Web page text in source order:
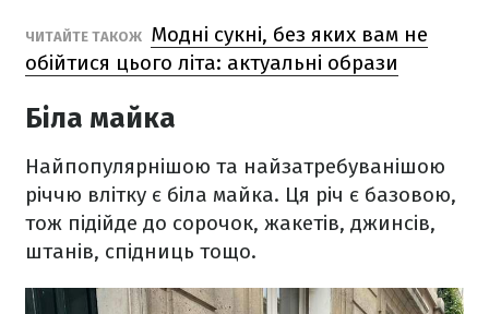
ЧИТАЙТЕ ТАКОЖ Модні сукні, без яких вам не
обійтися цього літа: актуальні образи
Біла майка
Найпопулярнішою та найзатребуванішою
річчю влітку є біла майка. Ця річ є базовою,
тож підійде до сорочок, жакетів, джинсів,
штанів, спідниць тощо.